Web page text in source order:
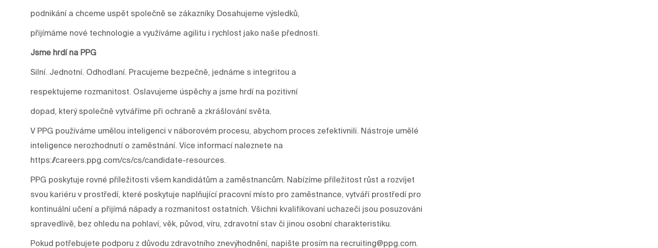
podnikání a chceme uspět společně se zákazníky. Dosahujeme výsledků,
přijímáme nové technologie a využíváme agilitu i rychlost jako naše přednosti.
Jsme hrdí na PPG
Silní. Jednotní. Odhodlaní. Pracujeme bezpečně, jednáme s integritou a
respektujeme rozmanitost. Oslavujeme úspěchy a jsme hrdí na pozitivní
dopad, který společně vytváříme při ochraně a zkrášlování světa.
V PPG používáme umělou inteligenci v náborovém procesu, abychom proces zefektivnili. Nástroje umělé
inteligence nerozhodnutí o zaměstnání. Více informací naleznete na
https://careers.ppg.com/cs/cs/candidate-resources.
PPG poskytuje rovné příležitosti všem kandidátům a zaměstnancům. Nabízíme příležitost růst a rozvíjet
svou kariéru v prostředí, které poskytuje naplňující pracovní místo pro zaměstnance, vytváří prostředí pro
kontinuální učení a přijímá nápady a rozmanitost ostatních. Všichni kvalifikovaní uchazeči jsou posuzováni
spravedlivě, bez ohledu na pohlaví, věk, původ, víru, zdravotní stav či jinou osobní charakteristiku.
Pokud potřebujete podporu z důvodu zdravotního znevýhodnění, napište prosím na recruiting@ppg.com.